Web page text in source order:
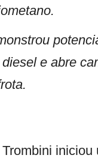
e abre